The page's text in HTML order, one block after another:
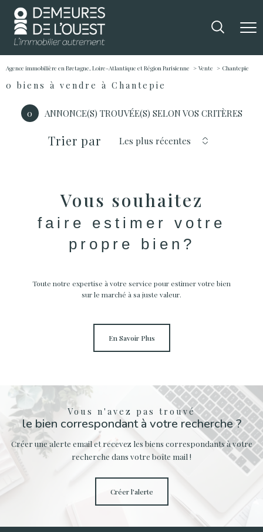
Agence immobilière en Bretagne, Loire-Atlantique et Région Parisienne Vente Chantepie
0 biens à vendre à Chantepie
0 ANNONCE(S) TROUVÉE(S) SELON VOS CRITÈRES
Trier par Les plus récentes
Vous souhaitez
faire estimer votre
propre bien?
Toute notre expertise à votre service pour estimer votre bien
sur le marché à sa juste valeur.
En Savoir Plus
Vous n'avez pas trouvé
le bien correspondant à votre recherche ?
Créer une alerte email et recevez les biens correspondants à votre
recherche dans votre boîte mail !
créer l'alerte